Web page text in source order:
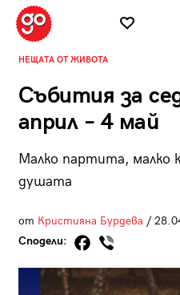
НЕЩАТА ОТ ЖИВОТА
Събития за
април – 4 май
Малко партита, малко
душата
от Кристияна Бурдева /
Сподели: